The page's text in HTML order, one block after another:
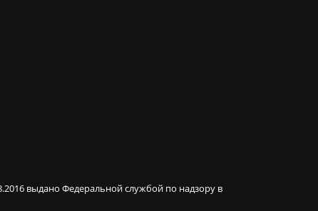
выдано Федеральной службой по надзору в